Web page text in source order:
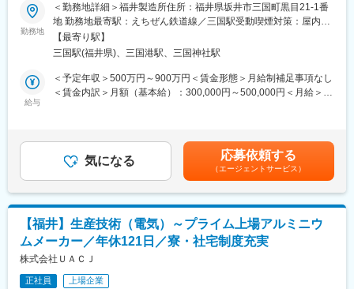
変更の範囲：会社の定める業務
より多品種で量的・コスト的にも柔軟に対応が取れる体制を構築
してもらい課題解決とニーズにマッチさせること。
■作業環境：
・デスクがあり個人スペースが確保できます。
・お昼は仕出し弁当を注文可。（一部補助）
展開しています。会社設立後80年で、様々な化学分野で引き合い
があり、新潟事業所・福井事業所を展開し、お客様のニーズに応
えられるような体制としています。「水素」のニチジュンとして
知られる同社は、高い技術力と柔軟な対応力を武器に電子材料・
医薬品・化粧品など多様な分野に貢献する企業です。
変更の範囲：会社の定める業務
◆職務内容：
主要製造拠点の一つである福井製造所で、品質保証業務（特に計
装、品質規格）を担当していただきます。
（詳細）
（1） 公共規格や顧客規格に従う品質マネジメントシステムの改
善・構築
（2） 各種認証規格に対する外部審査機関､顧客の監査受審準備、
対応
（3） 社内各部門の品質管理方法の改善や助言活動
・年休121日
・残業月30時間
・在宅相談可能
※やむを得ない事情がある際の在宅勤務は可能です。
勤務地
＜勤務地詳細＞福井製造所住所：福井県坂井市三国町黒目21-1番
地 勤務地最寄駅：えちぜん鉄道線／三国駅受動喫煙対策：屋内全
面禁煙変更の範囲：会社の定める事業所
【最寄り駅】
三国駅(福井県)、三国港駅、三国神社駅
給与
＜予定年収＞500万円～900万円＜賃金形態＞月給制補足事項なし
＜賃金内訳＞月額（基本給）：300,000円～500,000円＜月給＞
量労働制）での採用となる可能性もございます。（選考過程で決
定いたします）残業代なし、休憩時間60分■昇給年1回(4月)、賞与
年2回(6月･12月)賃金はあくまでも目安の金額であり、選考を通じ
て上下する可能性があります。月給(月額)は固定手当を含めた表記
です。
気になる 応募依頼する
（エージェントサービス）
【福井】生産技術（電気）～プライム上場アルミニウ
ムメーカー／年休121日／寮・社宅制度充実
株式会社ＵＡＣＪ
正社員 上場企業